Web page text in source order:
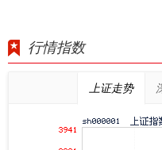
行情指数
上证走势